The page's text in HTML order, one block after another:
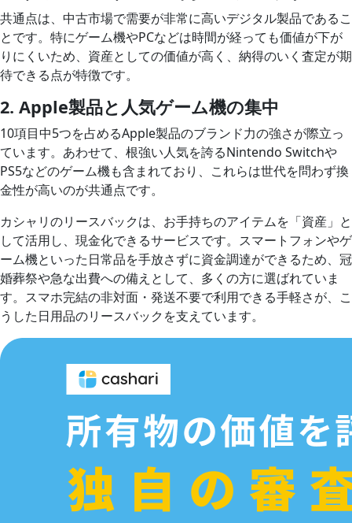
共通点は、中古市場で需要が非常に高いデジタル製品であるこ
とです。特にゲーム機やPCなどは時間が経っても価値が下が
りにくいため、資産としての価値が高く、納得のいく査定が期
待できる点が特徴です。
2. Apple製品と人気ゲーム機の集中
10項目中5つを占めるApple製品のブランド力の強さが際立っ
ています。あわせて、根強い人気を誇るNintendo Switchや
PS5などのゲーム機も含まれており、これらは世代を問わず換
金性が高いのが共通点です。
カシャリのリースバックは、お手持ちのアイテムを「資産」と
して活用し、現金化できるサービスです。スマートフォンやゲ
ーム機といった日常品を手放さずに資金調達ができるため、冠
婚葬祭や急な出費への備えとして、多くの方に選ばれていま
す。スマホ完結の非対面・発送不要で利用できる手軽さが、こ
うした日用品のリースバックを支えています。